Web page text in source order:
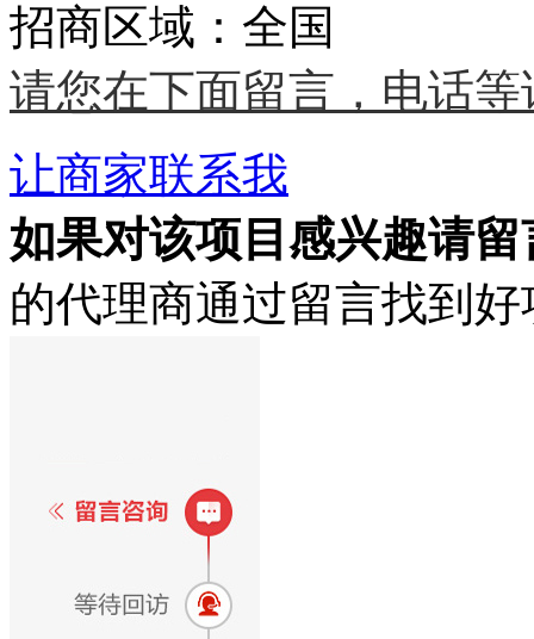
招商区域：全国
请您在下面留言，电话
让商家联系我
如果对该项目感兴趣请留
的代理商通过留言找到